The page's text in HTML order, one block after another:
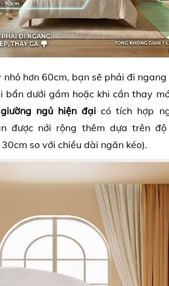
nhỏ hơn 60cm, bạn sẽ phải đi
bẩn dưới gầm hoặc khi cần thay
giường ngủhiện đại có tích hợp
được nới rộng thêm dựa trên
so với chiều dài ngăn kéo).